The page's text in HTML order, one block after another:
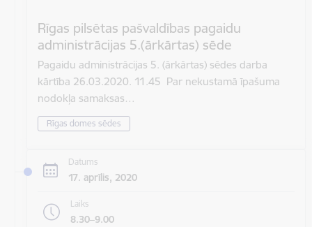
Rīgas pilsētas pašvaldības pagaidu
administrācijas 5.(ārkārtas) sēde
Pagaidu administrācijas 5. (ārkārtas) sēdes darba
kārtība 26.03.2020. 11.45 Par nekustamā īpašuma
nodokļa samaksas…
Rīgas domes sēdes
Datums
17. aprīlis, 2020
Laiks
8.30–9.00